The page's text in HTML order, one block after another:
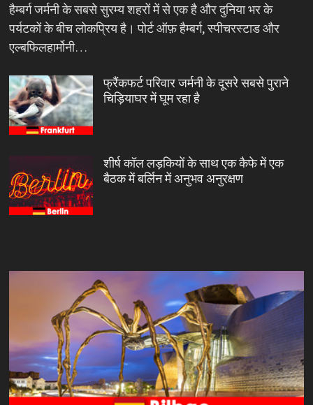
हैम्बर्ग जर्मनी के सबसे सुरम्य शहरों में से एक है और दुनिया भर के
पर्यटकों के बीच लोकप्रिय है। पोर्ट ऑफ़ हैम्बर्ग, स्पीचरस्टाड और
एल्बफिलहार्मोनी…
फ्रैंकफर्ट परिवार जर्मनी के दूसरे सबसे पुराने
चिड़ियाघर में घूम रहा है
शीर्ष कॉल लड़कियों के साथ एक कैफे में एक
बैठक में बर्लिन में अनुभव अनुरक्षण